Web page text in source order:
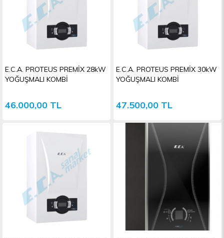
E.C.A. PROTEUS PREMİX 28kW
YOĞUŞMALI KOMBİ
46.000,00 TL
E.C.A. PROTEUS PREMİX 30kW
YOĞUŞMALI KOMBİ
47.500,00 TL